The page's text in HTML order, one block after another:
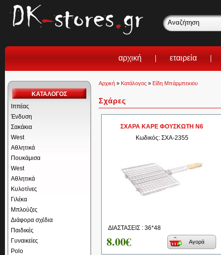
αρχική εταιρεία
ΚΑΤΑΛΟΓΟΣ
Ιππέας
Ένδυση
Σακάκια
West
Αθλητικά
Πουκάμισα
West
Αθλητικά
Κυλοτίνες
Γιλέκα
Μπλούζες
Διάφορα σχέδια
Παιδικές
Γυναικείες
Polo
Αρχική » Κατάλογος » Είδη Μπάρμπεκιου
Σχάρες
ΣΧΑΡΑ ΚΑΡΕ ΦΟΥΣΚΩΤΗ Ν6
Κωδικός: ΣΧΑ-2355
ΔΙΑΣΤΑΣΕΙΣ : 36*48
8.00€ Αγορά